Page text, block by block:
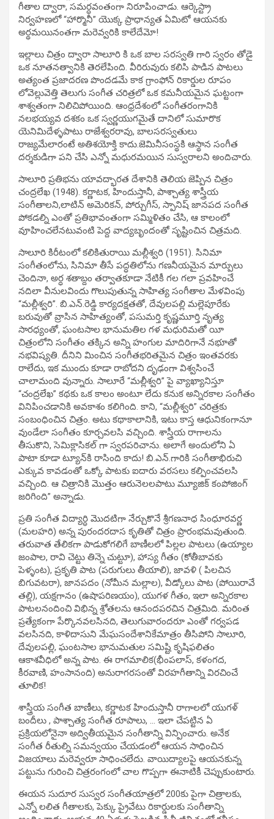
గీతాల ద్వారా, సమర్ధవంతంగా నిరూపించాడు. ఆర్కెస్ట్రా
నిర్వహణలో “హార్మొనీ” యొక్క ప్రాధాన్యత ఏమిటో ఆయనకు
అర్థమయినంతగా మరెవ్వరికి కాలేదేమో!
ఇల్లాలు చిత్రం ద్వారా సాలూరి కి ఒక బాల సరస్వతి గారి స్వరం తోడై
ఒక నూతనత్వానికి తెరలేపింది. వీరిరువురు కలిసి పాడిన పాటలు
అత్యంత ప్రజాదరణ పొందడమే కాక గ్రాంఫోన్ రికార్డుల రూపం
లోవెల్లువెత్తి తెలుగు సంగీత చరిత్రలో ఒక కమనీయమైన ఘట్టంగా
శాశ్వతంగా నిలిచిపోయింది. ఆంధ్రదేశంలో సంగీతరంగానికి
నలభయ్యవ దశకం ఒక స్వర్ణయుగమైతే దానిలో సుమారొక
యెనిమిదేళ్ళపాటు రాజేశ్వరరావు, బాలసరస్వతులు
రాజ్యమేలారంటే అతిశయోక్తి కాదు.జెమినీసంస్థకి ఆస్థాన సంగీత
దర్శకుడిగా పని చేసి ఎన్నో మధురమయిన సుస్వరాలని అందిచారు.
సాలూరి ప్రతిభను యావద్భారత దేశానికి తెలియ జెప్పిన చిత్రం
చంద్రలేఖ (1948). కర్ణాటక, హిందుస్తానీ, పాశ్చాత్య శాస్త్రీయ
సంగీతాలని,లాటిన్‌ అమెరికన్‌, పోర్చుగీస్‌, స్పానిష్‌ జానపద సంగీత
పోకడల్ని ఎంతో ప్రతిభావంతంగా సమ్మిళితం చేసి, ఆ కాలంలో
వూహించలేనటువంటి పెద్ద వాద్యబృందంతో సృష్టించిన చిత్రమది.
సాలూరి కిరీటంలో కలికితురాయి మల్లీశ్వరి (1951). సినిమా
సంగీతంలోను, సినిమా తీసే పద్ధతిలోను గణనీయమైన మార్పులు
చెందినా, అర్ధ శతాబ్దం తర్వాతకూడా నేటికీ గల గలా ప్రవహించే
నదిలా వీనులవిందు గొలుపుతున్న సాహిత్య సంగీతాల మేళవింపు
“మల్లీశ్వరి”. బి.ఎన్‌.రెడ్డి కార్యదక్షతతో, దేవులపల్లి మల్లెపూరేకు
బరువుతో వ్రాసిన సాహిత్యంతో, పసుమర్తి కృష్ణమూర్తి నృత్య
సారధ్యంతో, ఘంటసాల భానుమతిల గళ మధురిమతో యీ
చిత్రంలోని సంగీతం తక్కిన అన్ని హంగుల మాదిరిగానే నభూతో
నభవిష్యతి. దీనిని మించిన సంగీతభరితమైన చిత్రం ఇంతవరకు
రాలేదు, ఇక ముందు కూడా రాబోదని దృఢంగా విశ్వసించే
చాలామంది వున్నారు. సాలూరే “మల్లీశ్వరి” పై వ్యాఖ్యానిస్తూ
“చంద్రలేఖ” కథకు ఒక కాలం అంటూ లేదు కనుక అన్నిరకాల సంగీతం
వినిపించడానికి అవకాశం కలిగింది. కాని, “మల్లీశ్వరి” చరిత్రకు
సంబంధించిన చిత్రం. అటు కథాకాలానికి, ఇటు కాస్త ఆధునికంగానూ
వుండేలా సంగీతం కూర్చవలసి వచ్చింది. శాస్త్రీయ రాగాలను
తీసుకొని, సెమిక్లాసికల్‌ గా స్వరపరిచాను. అలాగే అందులోని ఏ
పాటా కూడా ట్యూన్‌కి రాసింది కాదు! బి.ఎన్‌.గారికి సంగీతాభిరుచి
ఎక్కువ కావడంతో ఒక్కో పాటకు ఐదారు వరసలు కల్పించవలసి
వచ్చింది. ఆ చిత్రానికి మొత్తం ఆరునెలలపాటు మ్యూజిక్‌ కంపోజింగ్‌
జరిగింది” అన్నాడు.
ప్రతి సంగీత విద్యార్ధి మొదటిగా నేర్చుకొనే శ్రీగణనాధ సింధూరవర్ణ
(మలహరి) అన్న పురందరదాస కృతితో చిత్రం ప్రారంభమవుతుంది.
తరువాత తేలికగా పాడుకోగలిగే బాణీలలో పిల్లల పాటలు (ఉయ్యాల
జంపాల, రావి చెట్టు తిన్నె చుట్టూ), హాస్య గీతం (కోతీబావకు
పెళ్ళంట), ప్రకృతి పాట (పరుగులు తీయాలి), జావళి ( పిలచిన
బిగువటరా), జానపదం (నోమీన మల్లాల), వీడ్కోలు పాట (పోయిరావే
తల్లి), యక్షగానం (ఉషాపరిణయం), యుగళ గీతం, ఇలా అన్నిరకాల
పాటలనందించి విభిన్న శ్రోతలను ఆనందపరచిన చిత్రమిది. మరింత
ప్రత్యేకంగా పేర్కొనవలసినది, తెలుగువారందరూ ఎంతో గర్వపడ
వలసినది, కాళిదాసుని మేఘసందేశానికేమాత్రం తీసిపోని సాలూరి,
దేవులపల్లి, ఘంటసాల భానుమతుల సమిష్టి కృషిఫలితం
ఆకాశవీధిలో అన్న పాట. ఈ రాగమాలిక(భీంపలాస్‌, కళంగద,
కీరవాణి, హంసానంది) అనురాగరసంతో విరహగీతాన్ని విరచించే
తూలిక!
శాస్త్రీయ సంగీత బాణీలు, కర్ణాటక హిందుస్తానీ రాగాలలో యుగళ్‌
బందీలు , పాశ్చాత్య సంగీత రూపాలు, … ఇలా చేపట్టిన ఏ
ప్రక్రియలోనైనా అద్వితీయమైన సంగీతాన్ని విన్పించారు. అనేక
సంగీత రీతుల్ని సమన్వయం చేయడంలో ఆయన సాధించిన
విజయాలు మరెవ్వరూ సాధించలేదు. వాయిద్యాలపై ఆయనకున్న
పట్టును గురించి చిత్రరంగంలో చాల గొప్పగా ఈనాటికీ చెప్పుకుంటారు.
ఈయన సుదూర సుస్వర సంగీతయాత్రలో 200కు పైగా చిత్రాలకు,
ఎన్నో లలిత గీతాలకు, పెక్కు ప్రైవేటు రికార్డులకు సంగీతాన్ని